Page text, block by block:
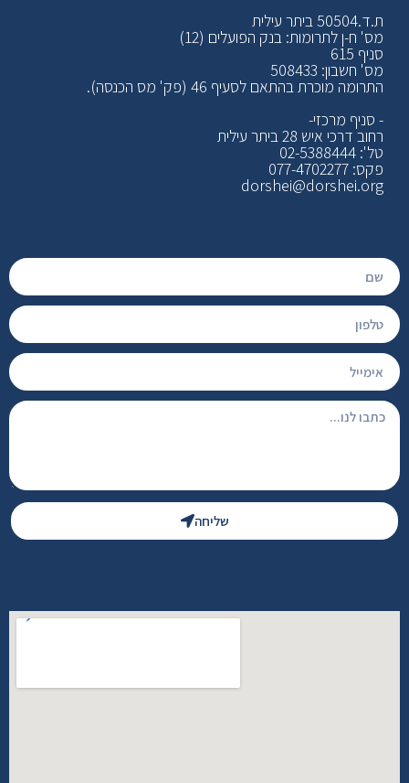
ת.ד.50504 ביתר עילית
מס' ח-ן לתרומות: בנק הפועלים (12)
סניף 615
מס' חשבון: 508433
התרומה מוכרת בהתאם לסעיף 46 (פק' מס הכנסה).
- סניף מרכזי-
רחוב דרכי איש 28 ביתר עילית
טל': 02-5388444
פקס: 077-4702277
dorshei@dorshei.org
שליחה